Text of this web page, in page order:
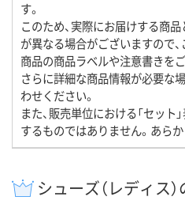
す。
このため、実際にお届けする商
が異なる場合がございますので
商品の商品ラベルや注意書きを
さらに詳細な商品情報が必要な
わせください。
また、販売単位における「セット
するものではありません。あら
シューズ（レディス